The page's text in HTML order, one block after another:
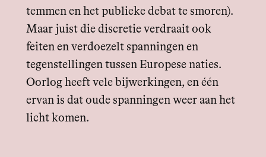
temmen en het publieke debat te smoren).
Maar juist die discretie verdraait ook
feiten en verdoezelt spanningen en
tegenstellingen tussen Europese naties.
Oorlog heeft vele bijwerkingen, en één
ervan is dat oude spanningen weer aan het
licht komen.